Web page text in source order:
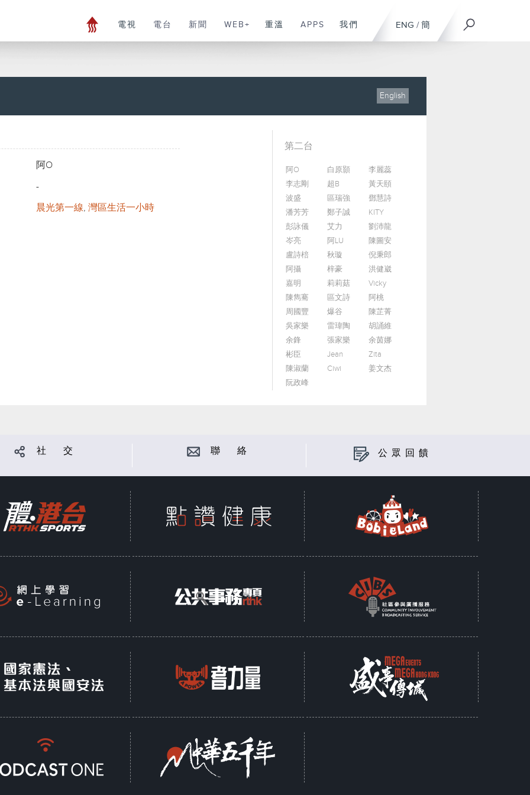
ENG / 簡
電視 電台 新聞 WEB+ 重溫 APPS 我們
English
阿O
-
晨光第一線,灣區生活一小時
第二台
阿O 白原顥
李麗蕊
李志剛
超B
黃天頤
波盛
區瑞強
鄧慧詩
潘芳芳
鄭子誠
KITY
彭詠儀
艾力
劉沛龍
岑亮
阿LU
陳圖安
盧詩棓
秋璇
倪秉郎
阿攝
梓豪
洪健崴
嘉明
莉莉菇
Vicky
陳雋騫
區文詩
阿桃
周國豐
爆谷
陳芷菁
吳家樂
雷瑋陶
胡誦維
余鋒
張家樂
余茵娜
彬臣
Jean
Zita
陳淑蘭
Ciwi
姜文杰
阮政峰
社 交 聯 絡 公眾回饋